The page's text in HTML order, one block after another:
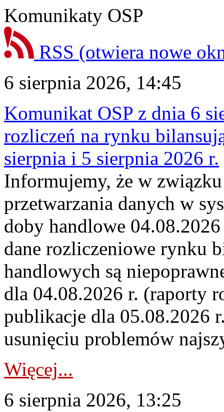
Komunikaty OSP
RSS (otwiera nowe
6 sierpnia 2026, 14:45
Komunikat OSP z dnia 6
rozliczeń na rynku
sierpnia i 5 sierpnia 2026 r.
Informujemy, że w
przetwarzania danych w
doby handlowe
dane rozliczeniowe rynku
handlowych są
dla 04.08.2026 r. (raporty
publikacje dla 05.08.2026
usunięciu problemów
Więcej...
6 sierpnia 2026, 13:25